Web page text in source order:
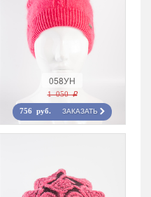
058УН
1 050 r
756 руб. ЗАКАЗАТЬ